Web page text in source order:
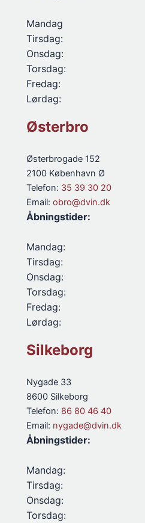
Mandag
Tirsdag:
Onsdag:
Torsdag:
Fredag:
Lørdag:
Østerbro
Østerbrogade 152
2100 København Ø
Telefon: 35 39 30 20
Email: obro@dvin.dk
Åbningstider:
Mandag:
Tirsdag:
Onsdag:
Torsdag:
Fredag:
Lørdag:
Silkeborg
Nygade 33
8600 Silkeborg
Telefon: 86 80 46 40
Email: nygade@dvin.dk
Åbningstider:
Mandag:
Tirsdag:
Onsdag:
Torsdag: